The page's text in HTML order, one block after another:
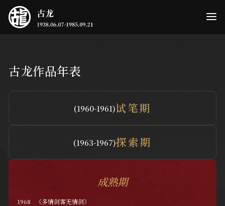
古龙作品年表
(1960-1961)试笔期
(1963-1967)探索期
成熟期
​1968
《多情剑客无情剑》